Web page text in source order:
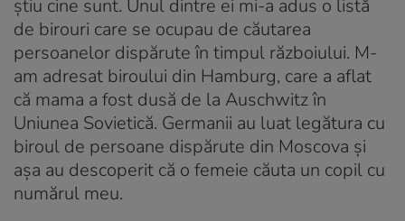
știu cine sunt. Unul dintre ei mi-a adus o listă
de birouri care se ocupau de căutarea
persoanelor dispărute în timpul războiului. M-
am adresat biroului din Hamburg, care a aflat
că mama a fost dusă de la Auschwitz în
Uniunea Sovietică. Germanii au luat legătura cu
biroul de persoane dispărute din Moscova și
așa au descoperit că o femeie căuta un copil cu
numărul meu.